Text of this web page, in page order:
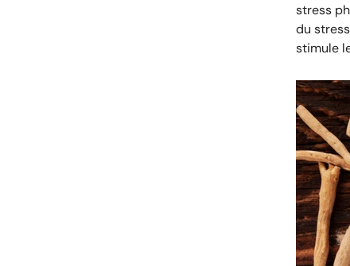
stress
du
stimule